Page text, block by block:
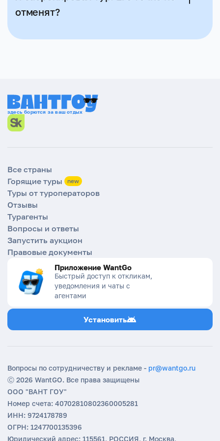
окончательной. Мы не берем никаких
отменят?
Мы тщательно проверяем турагентов перед
предложит вам равноценную замену.
здесь борются за ваш отдых
Все страны
Горящие туры
new
Туры от туроператоров
Отзывы
Турагенты
Вопросы и ответы
Запустить аукцион
Правовые документы
Приложение WantGo
Быстрый доступ к откликам,
уведомления и чаты с
агентами
Установить
Вопросы по сотрудничеству и рекламе - pr@wantgo.ru
Ⓒ 2026 WantGO. Все права защищены
ООО "ВАНТ ГОУ"
Номер счета: 40702810802360005281
ИНН: 9724178789
ОГРН: 1247700135396
Юридический адрес: 115561, РОССИЯ, г. Москва,